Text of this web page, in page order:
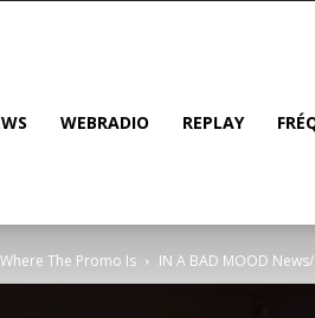
WEBRADIO REPLAY
The Promo Is IN A BAD MOOD